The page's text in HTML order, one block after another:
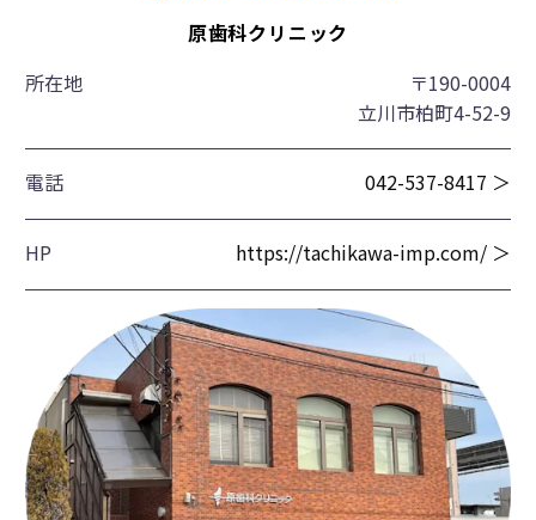
原歯科クリニック
所在地
〒190-0004
立川市柏町4-52-9
電話 042-537-8417 ＞
HP https://tachikawa-imp.com/ ＞